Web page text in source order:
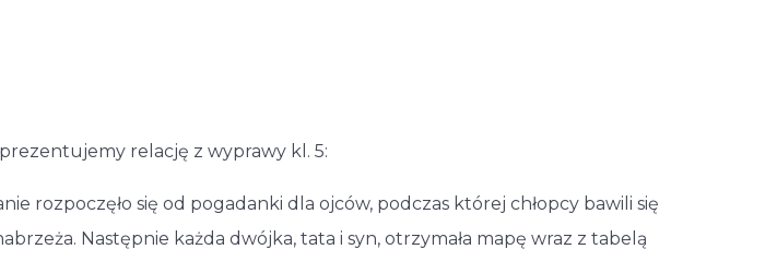
relację z wyprawy kl. 5:
rozpoczęło się od pogadanki dla ojców, podczas której chłopcy bawili się
Następnie każda dwójka, tata i syn, otrzymała mapę wraz z tabelą